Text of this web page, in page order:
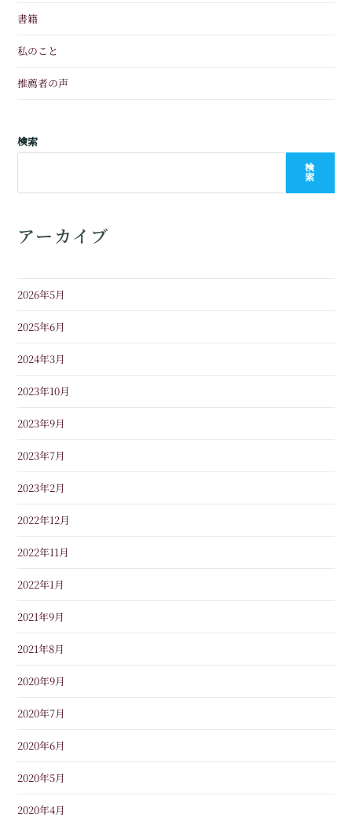
書籍
私のこと
推薦者の声
検索
検
索
アーカイブ
2026年5月
2025年6月
2024年3月
2023年10月
2023年9月
2023年7月
2023年2月
2022年12月
2022年11月
2022年1月
2021年9月
2021年8月
2020年9月
2020年7月
2020年6月
2020年5月
2020年4月